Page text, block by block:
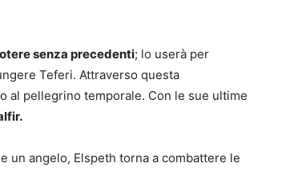
senza precedenti; lo userà per
Teferi. Attraverso questa
al pellegrino temporale. Con le sue ultime
un angelo, Elspeth torna a combattere le